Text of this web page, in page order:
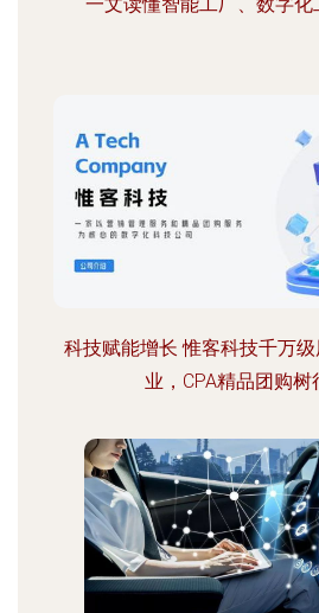
科技赋能增长 惟客科技千万
业，CPA精品团购树